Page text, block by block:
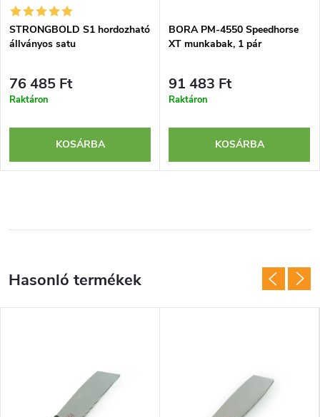
STRONGBOLD S1 hordozható
állványos satu
76 485 Ft
Raktáron
KOSÁRBA
BORA PM-4550 Speedhorse
XT munkabak, 1 pár
91 483 Ft
Raktáron
KOSÁRBA